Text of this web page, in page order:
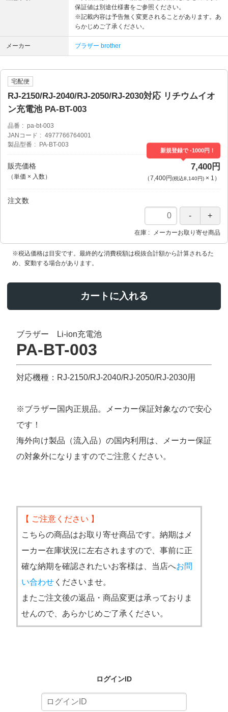
保証値は別途仕様書をご参照ください。
※記載内容は予告無く変更されることがあります。あ
らかじめご了承ください。
メーカー ブラザー brother
宅配便
RJ-2150/RJ-2040/RJ-2050/RJ-2030対応 リチウムイオ
ン充電池 PA-BT-003
品番
pa-bt-003
JANコード
4977766764001
製品型番
PA-BT-003
販売価格
（単価 × 入数）
新規登録で -1000円！
7,400円
（7,400円(税込8,140円)× 1 ）
注文数
在庫 メーカーお取り寄せ商品
※税込価格は目安です。最終的な消費税額は税抜合計額から計算されるた
め、変動する場合があります。
カートに入れる
ブラザー Li-ion充電池
PA-BT-003
対応機種：RJ-2150/RJ-2040/RJ-2050/RJ-2030用
※ブラザー国内正規品。メーカー保証対象なので安心
です！
海外向け製品（流入品）の国内利用は、メーカー保証
の対象外になりますのでご注意ください。
【 ご注意ください 】
こちらの商品はお取り寄せ商品です。納期はメ
ーカー在庫状況に左右されますので、事前に正
確な納期を確認されたいお客様は、当店へお問
い合わせ くださいませ。
またご注文後の返品・商品変更は承っておりま
せんので、あらかじめご了承ください。
ログインID